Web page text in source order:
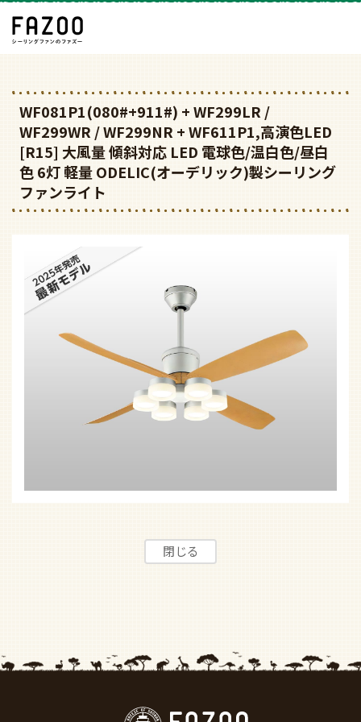
WF081P1(080#+911#) + WF299LR /
WF299WR / WF299NR + WF611P1,高演色LED
[R15] 大風量 傾斜対応 LED 電球色/温白色/昼白
色 6灯 軽量 ODELIC(オーデリック)製シーリング
ファンライト